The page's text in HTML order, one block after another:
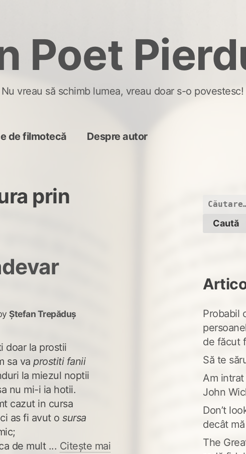
Poet
Nu vreau să schimb lumea, vreau doar s-o povestesc!
de filmotecă Despre autor
prin
Ștefan Trepăduș
doar la prostii
sa va prostiti fanii
la miezul noptii
nu mi-i ia hotii.
cazut in cursa
as fi avut osursa
de mult ... Citește mai
Caută
Probabil
de făcut
Să te
Am
John
Don’t
decât
The